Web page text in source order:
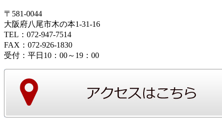
〒581-0044
大阪府八尾市木の本1-31-16
TEL：072-947-7514
FAX：072-926-1830
受付：平日10：00～19：00